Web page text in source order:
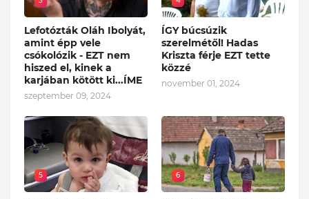
Lefotózták Oláh Ibolyát,
amint épp vele
csókolózik - EZT nem
hiszed el, kinek a
karjában kötött ki...ÍME
szeptember 09, 2024
ÍGY búcsúzik
szerelmétől! Hadas
Kriszta férje EZT tette
közzé
november 01, 2024
5 6